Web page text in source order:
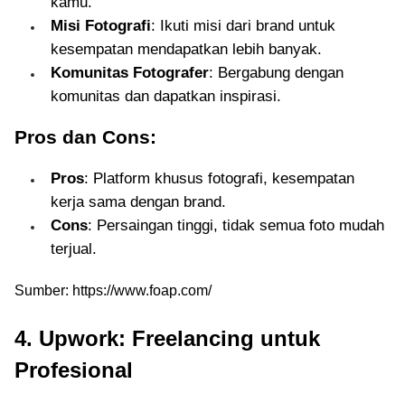
Misi Fotografi: Ikuti misi dari brand untuk
kesempatan mendapatkan lebih banyak.
Komunitas Fotografer: Bergabung dengan
komunitas dan dapatkan inspirasi.
Pros dan Cons:
Pros: Platform khusus fotografi, kesempatan
kerja sama dengan brand.
Cons: Persaingan tinggi, tidak semua foto mudah
terjual.
Sumber: https://www.foap.com/
4. Upwork: Freelancing untuk
Profesional